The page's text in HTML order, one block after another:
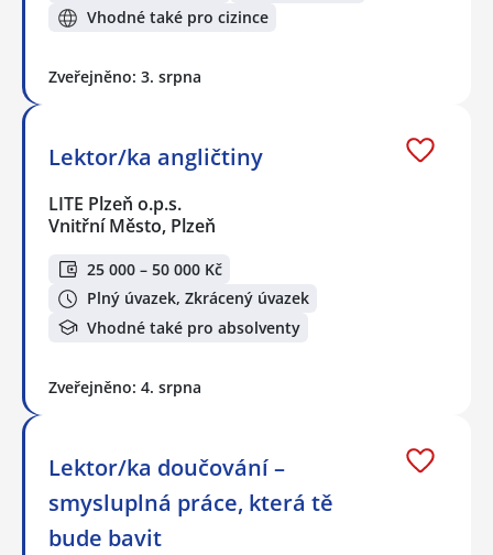
Vhodné také pro cizince
Zveřejněno: 3. srpna
Lektor/ka angličtiny
LITE Plzeň o.p.s.
Vnitřní Město, Plzeň
25 000 – 50 000 Kč
Plný úvazek, Zkrácený úvazek
Vhodné také pro absolventy
Zveřejněno: 4. srpna
Lektor/ka doučování –
smysluplná práce, která tě
bude bavit